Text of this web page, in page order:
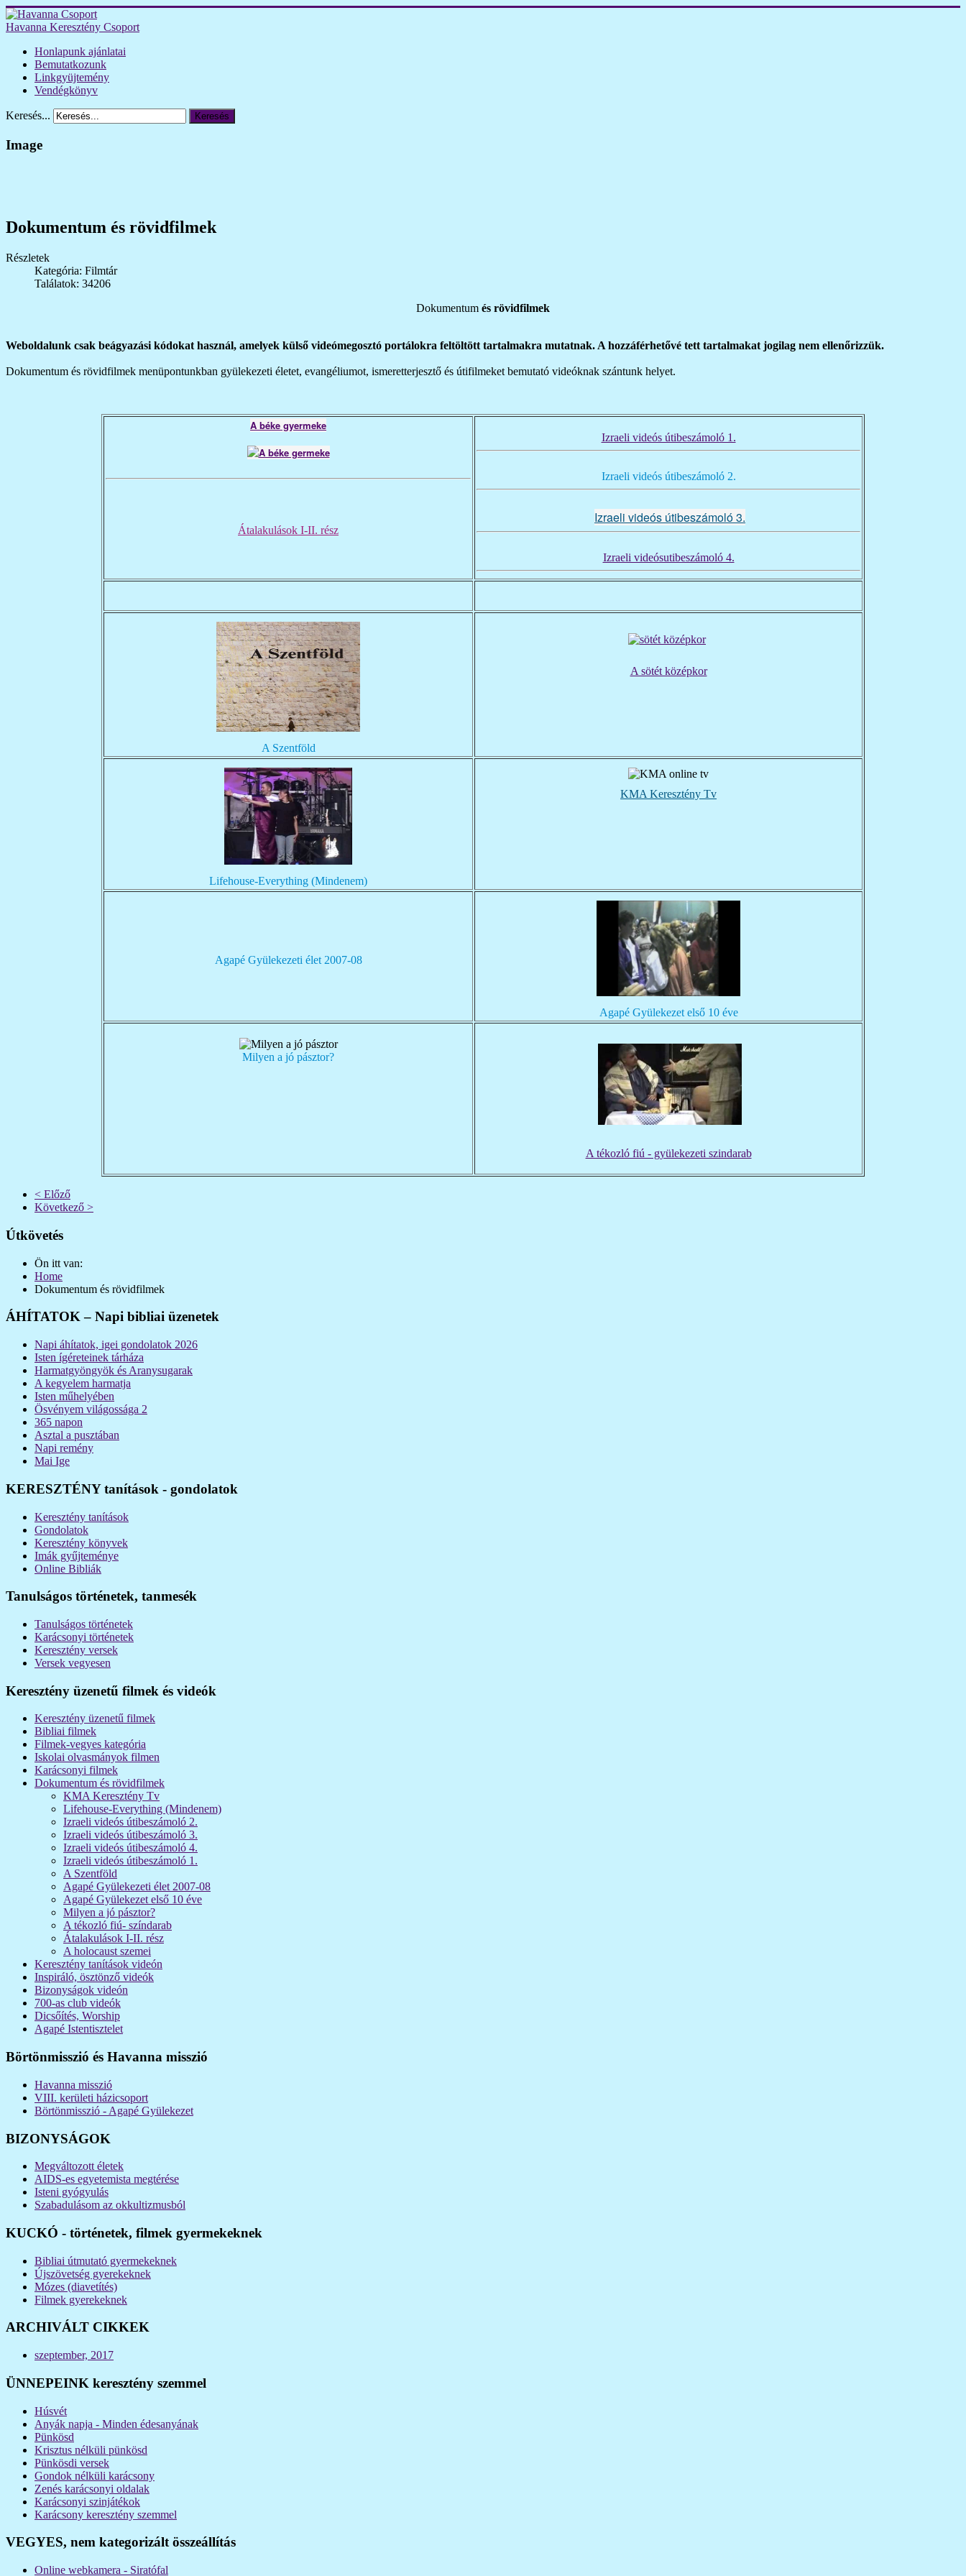
Havanna Keresztény Csoport
Honlapunk ajánlatai
Bemutatkozunk
Linkgyüjtemény
Vendégkönyv
Keresés... Keresés
Image
Dokumentum és rövidfilmek
Részletek
Kategória: Filmtár
Találatok: 34206
Dokumentum és rövidfilmek
Weboldalunk csak beágyazási kódokat használ, amelyek külső videómegosztó portálokra feltöltött tartalmakra mutatnak. A hozzáférhetővé tett tartalmakat jogilag nem ellenőrizzük.
Dokumentum és rövidfilmek menüpontunkban gyülekezeti életet, evangéliumot, ismeretterjesztő és útifilmeket bemutató videóknak szántunk helyet.
A béke gyermeke
Átalakulások I-II. rész
Izraeli videós útibeszámoló 1.
Izraeli videós útibeszámoló 2.
Izraeli videós útibeszámoló 3.
Izraeli videósutibeszámoló 4.
A Szentföld
A sötét középkor
Lifehouse-Everything (Mindenem)
KMA Keresztény Tv
Agapé Gyülekezeti élet 2007-08
Agapé Gyülekezet első 10 éve
Milyen a jó pásztor?
A tékozló fiú - gyülekezeti szindarab
< Előző
Következő >
Útkövetés
Ön itt van:
Home
Dokumentum és rövidfilmek
ÁHÍTATOK – Napi bibliai üzenetek
Napi áhítatok, igei gondolatok 2026
Isten ígéreteinek tárháza
Harmatgyöngyök és Aranysugarak
A kegyelem harmatja
Isten műhelyében
Ösvényem világossága 2
365 napon
Asztal a pusztában
Napi remény
Mai Ige
KERESZTÉNY tanítások - gondolatok
Keresztény tanítások
Gondolatok
Keresztény könyvek
Imák gyűjteménye
Online Bibliák
Tanulságos történetek, tanmesék
Tanulságos történetek
Karácsonyi történetek
Keresztény versek
Versek vegyesen
Keresztény üzenetű filmek és videók
Keresztény üzenetű filmek
Bibliai filmek
Filmek-vegyes kategória
Iskolai olvasmányok filmen
Karácsonyi filmek
Dokumentum és rövidfilmek
KMA Keresztény Tv
Lifehouse-Everything (Mindenem)
Izraeli videós útibeszámoló 2.
Izraeli videós útibeszámoló 3.
Izraeli videós útibeszámoló 4.
Izraeli videós útibeszámoló 1.
A Szentföld
Agapé Gyülekezeti élet 2007-08
Agapé Gyülekezet első 10 éve
Milyen a jó pásztor?
A tékozló fiú- színdarab
Átalakulások I-II. rész
A holocaust szemei
Keresztény tanítások videón
Inspiráló, ösztönző videók
Bizonyságok videón
700-as club videók
Dicsőítés, Worship
Agapé Istentisztelet
Börtönmisszió és Havanna misszió
Havanna misszió
VIII. kerületi házicsoport
Börtönmisszió - Agapé Gyülekezet
BIZONYSÁGOK
Megváltozott életek
AIDS-es egyetemista megtérése
Isteni gyógyulás
Szabadulásom az okkultizmusból
KUCKÓ - történetek, filmek gyermekeknek
Bibliai útmutató gyermekeknek
Újszövetség gyerekeknek
Mózes (diavetítés)
Filmek gyerekeknek
ARCHIVÁLT CIKKEK
szeptember, 2017
ÜNNEPEINK keresztény szemmel
Húsvét
Anyák napja - Minden édesanyának
Pünkösd
Krisztus nélküli pünkösd
Pünkösdi versek
Gondok nélküli karácsony
Zenés karácsonyi oldalak
Karácsonyi szinjátékok
Karácsony keresztény szemmel
VEGYES, nem kategorizált összeállítás
Online webkamera - Siratófal